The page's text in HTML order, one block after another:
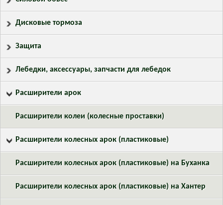
Дисковые тормоза
Защита
Лебедки, аксессуары, запчасти для лебедок
Расширители арок
Расширители колеи (колесные проставки)
Расширители колесных арок (пластиковые)
Расширители колесных арок (пластиковые) на Буханка
Расширители колесных арок (пластиковые) на Хантер